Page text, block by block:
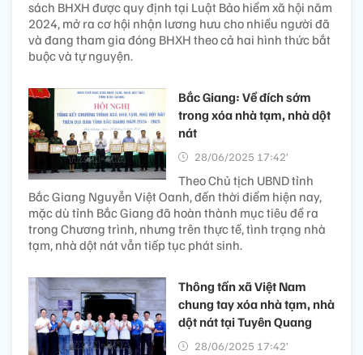
sách BHXH được quy định tại Luật Bảo hiểm xã hội năm
2024, mở ra cơ hội nhận lương hưu cho nhiều người đã
và đang tham gia đóng BHXH theo cả hai hình thức bắt
buộc và tự nguyện.
Bắc Giang: Về đích sớm
trong xóa nhà tạm, nhà dột
nát
28/06/2025 17:42’
Theo Chủ tịch UBND tỉnh
Bắc Giang Nguyễn Việt Oanh, đến thời điểm hiện nay,
mặc dù tỉnh Bắc Giang đã hoàn thành mục tiêu đề ra
trong Chương trình, nhưng trên thực tế, tình trạng nhà
tạm, nhà dột nát vẫn tiếp tục phát sinh.
Thông tấn xã Việt Nam
chung tay xóa nhà tạm, nhà
dột nát tại Tuyên Quang
28/06/2025 17:42’